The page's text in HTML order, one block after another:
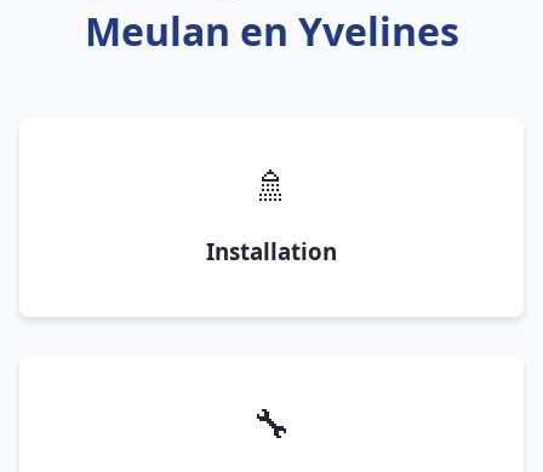
Meulan en Yvelines
🚿
Installation
🔧